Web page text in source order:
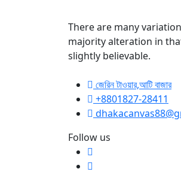
There are many
majority alteration in
slightly believable.
জেরিন টাওয়ার,আটি বাজার
+8801827-28411
Follow us